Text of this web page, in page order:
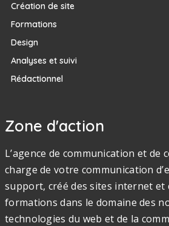
Création de site
Formations
Design
Analyses et suivi
Rédactionnel
Zone d'action
L’agence de communication et de
charge de votre communication
support, créé des sites internet et
formations dans le domaine des
technologies du web et de la